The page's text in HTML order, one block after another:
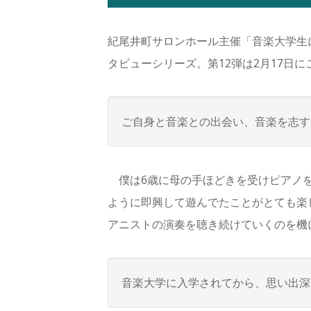
紀尾井町サロンホール主催「音楽大学
タビューシリーズ。第12弾は2月17日
ご自身と音楽との出会い、音楽を志
僕は6歳に母の手ほどきを受けピアノ
ように即興して遊んでたことがとても
アニストの演奏を聴き続けていくのを
音楽大学に入学されてから、思い出